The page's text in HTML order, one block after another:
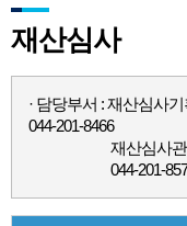
재산심사
· 담당부서 : 재산심사기
044-201-8466
재산심사관
044-201-